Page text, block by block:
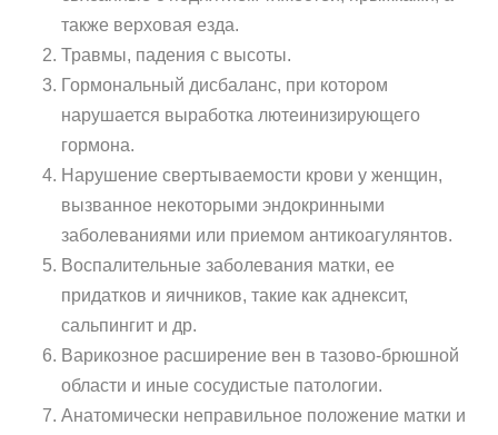
также верховая езда.
Травмы, падения с высоты.
Гормональный дисбаланс, при котором
нарушается выработка лютеинизирующего
гормона.
Нарушение свертываемости крови у женщин,
вызванное некоторыми эндокринными
заболеваниями или приемом антикоагулянтов.
Воспалительные заболевания матки, ее
придатков и яичников, такие как аднексит,
сальпингит и др.
Варикозное расширение вен в тазово-брюшной
области и иные сосудистые патологии.
Анатомически неправильное положение матки и